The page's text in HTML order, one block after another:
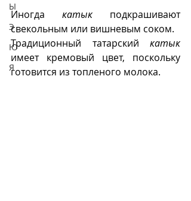
Ы
Э
Ю
Я
Иногда катык
  подкрашивают
свекольным или вишневым соком.
Традиционный татарский катык
имеет кремовый цвет, поскольку
готовится из топленого молока.